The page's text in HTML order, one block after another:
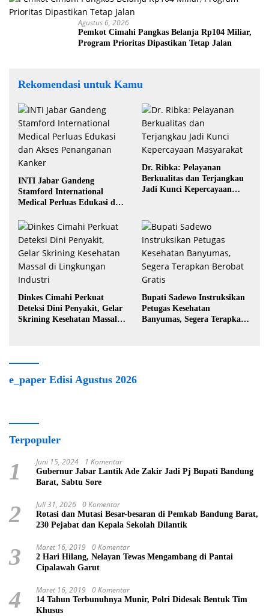
Agustus 6, 2026
Pemkot Cimahi Pangkas Belanja Rp104 Miliar,
Program Prioritas Dipastikan Tetap Jalan
Rekomendasi untuk Kamu
INTI Jabar Gandeng
Stamford International
Medical Perluas Edukasi dan
Dr. Ribka: Pelayanan
Berkualitas dan Terjangkau
Jadi Kunci Kepercayaan
Dinkes Cimahi Perkuat
Deteksi Dini Penyakit, Gelar
Skrining Kesehatan Massal di
Bupati Sadewo Instruksikan
Petugas Kesehatan
Banyumas, Segera Terapkan
e_paper Edisi Agustus 2026
Terpopuler
1 Juni 15, 2024 1 Komentar
Gubernur Jabar Lantik Ade Zakir Jadi Pj Bupati Bandung
Barat, Sabtu Sore
2 Juli 31, 2026 0 Komentar
Rotasi dan Mutasi Besar-besaran di Pemkab Bandung Barat,
230 Pejabat dan Kepala Sekolah Dilantik
3 Maret 16, 2019 0 Komentar
2 Hari Hilang, Nelayan Tewas Mengambang di Pantai
Cipalawah Garut
4 Maret 16, 2019 0 Komentar
14 Tahun Terbunuhnya Munir, Polri Didesak Bentuk Tim
Khusus